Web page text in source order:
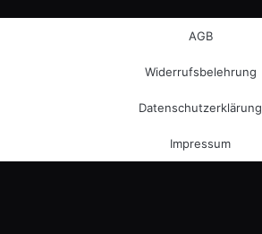
AGB
Widerrufsbelehrung
Datenschutzerklärung
Impressum